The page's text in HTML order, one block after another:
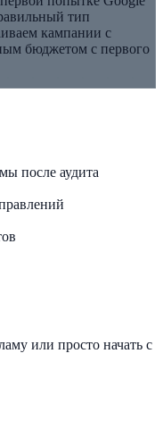
тип
кампании с
бюджетом с первого
после аудита
или просто начать с